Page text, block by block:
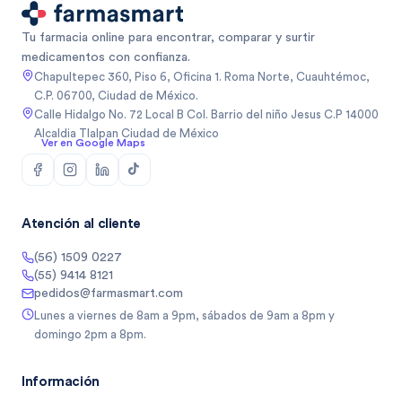
Tu farmacia online para encontrar, comparar y surtir
medicamentos con confianza.
Chapultepec 360, Piso 6, Oficina 1. Roma Norte, Cuauhtémoc,
C.P. 06700, Ciudad de México.
Calle Hidalgo No. 72 Local B Col. Barrio del niño Jesus C.P 14000
Alcaldia Tlalpan Ciudad de México
Ver en Google Maps
Atención al cliente
(56) 1509 0227
(55) 9414 8121
pedidos@farmasmart.com
Lunes a viernes de 8am a 9pm, sábados de 9am a 8pm y
domingo 2pm a 8pm.
Información